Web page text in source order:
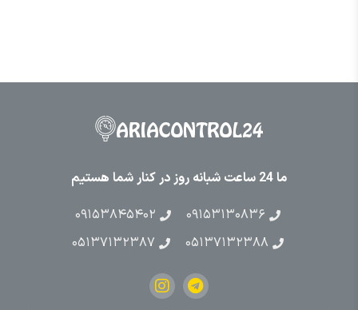
ما 24 ساعت شبانه روز در کنار شما هستیم
۰۹۱۵۳۱۳۰۸۳۶
۰۹۱۵۳۸۴۵۴۰۲
۰۵۱۳۷۱۳۲۳۸۸
۰۵۱۳۷۱۳۲۳۸۷